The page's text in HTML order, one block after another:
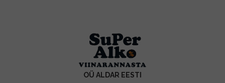
OÜ ALDAR EESTI